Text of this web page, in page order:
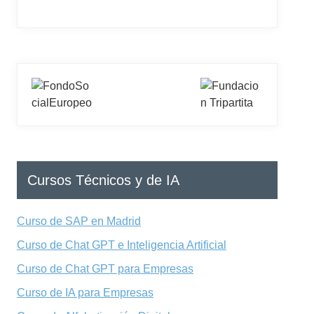
Cursos Técnicos y de IA
Curso de SAP en Madrid
Curso de Chat GPT e Inteligencia Artificial
Curso de Chat GPT para Empresas
Curso de IA para Empresas